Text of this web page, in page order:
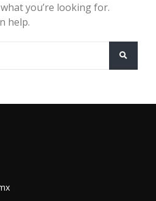
you’re looking for.
help.